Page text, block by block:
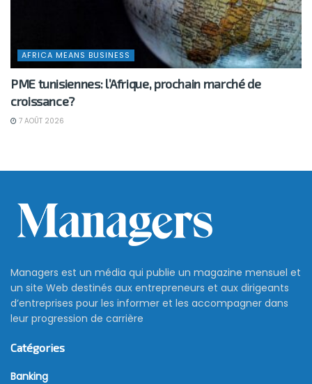
AFRICA MEANS BUSINESS
PME tunisiennes: l’Afrique, prochain marché de
croissance?
7 AOÛT 2026
Managers est un média qui publie un magazine mensuel et
un site Web destinés aux entrepreneurs et aux dirigeants
d’entreprises pour les informer et les accompagner dans
leur progression de carrière
Catégories
Banking